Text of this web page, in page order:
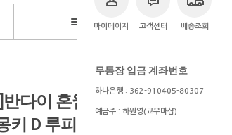
브랜드
마이페이지 고객센터 배송조회
무통장 입금 계좌번호
하나은행 : 362-910405-80307
예금주 : 하원영(쿄우마샵)
> 쿄우마 > 예약상품
다이 혼웹한정 s.h.
D 루피 일본 내수용